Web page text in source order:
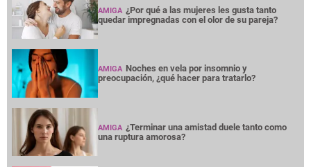
AMIGA ¿Por qué a las mujeres les gusta tanto
quedar impregnadas con el olor de su pareja?
AMIGA Noches en vela por insomnio y
preocupación, ¿qué hacer para tratarlo?
AMIGA ¿Terminar una amistad duele tanto como
una ruptura amorosa?